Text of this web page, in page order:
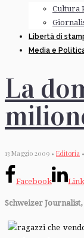
Cultura
Libertà di
Media e
La
13 Maggio 2009 • Editoria
Facebook
Schweizer